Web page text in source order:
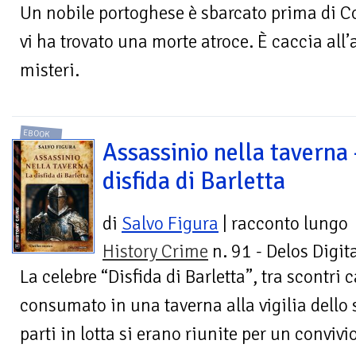
Un nobile portoghese è sbarcato prima di
vi ha trovato una morte atroce. È caccia
misteri.
EBOOK
Assassinio nella taverna
disfida di Barletta
di Salvo Figura | racconto lungo
History Crime n. 91 - Delos
La celebre “Disfida di Barletta”, tra scontri
consumato in una taverna alla vigilia dello
parti in lotta si erano riunite per un